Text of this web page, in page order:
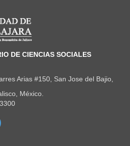
portal
DE CIENCIAS SOCIALES
Arias #150, San Jose del Bajio,
México.